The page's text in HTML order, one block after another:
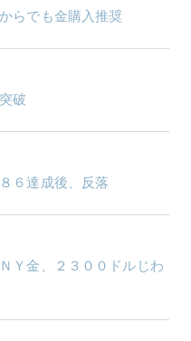
らでも金購入推奨
破
６達成後、反落
Ｙ金、２３００ドルじわ